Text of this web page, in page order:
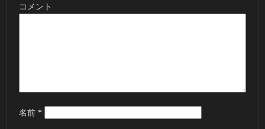
コメント
名前 *